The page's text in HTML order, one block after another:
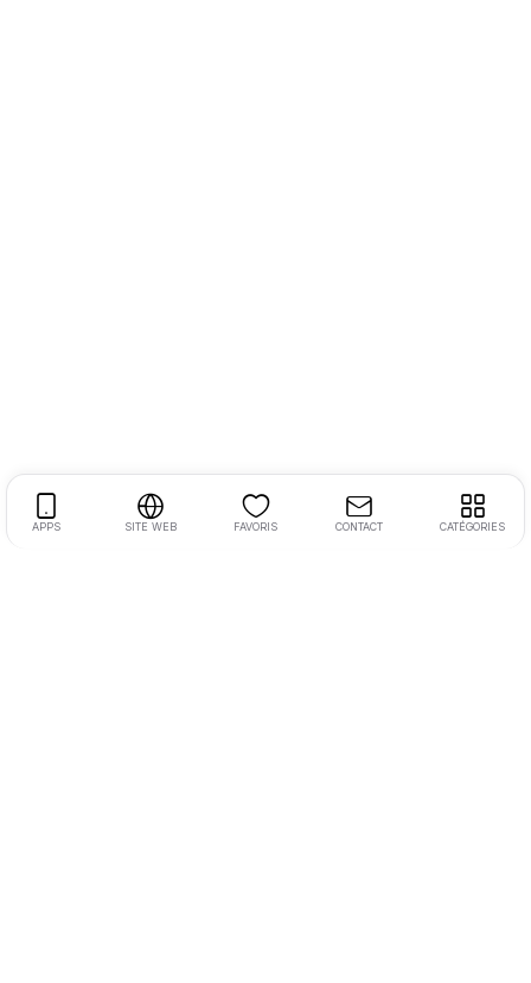
APPS SITE WEB FAVORIS CONTACT CATÉGORIES